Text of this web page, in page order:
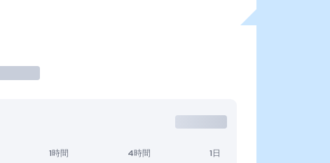
1時間 4時間 1日